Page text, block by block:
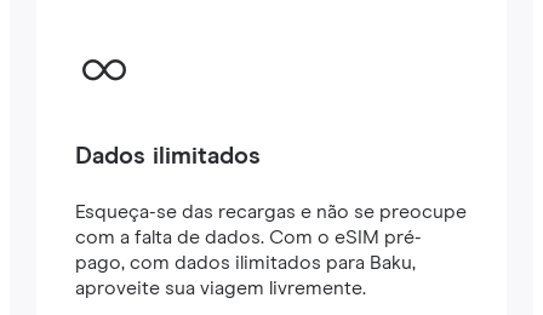
Dados ilimitados
Esqueça-se das recargas e não se preocupe
com a falta de dados. Com o eSIM pré-
pago, com dados ilimitados para Baku,
aproveite sua viagem livremente.